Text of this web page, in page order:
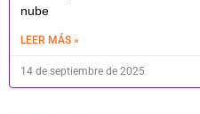
nube
LEER MÁS »
14 de septiembre de 2025